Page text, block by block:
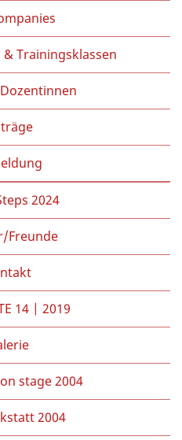
Trainingsklassen
2024
Freunde
14 | 2019
stage 2004
2004